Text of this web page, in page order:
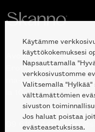
Avoinna kuluttajille ja
Erottajankatu 2,
ma-pe 10 — 18
la 10-17
09 612 9440|
Käytämme
käyttökokemuksesi
Napsauttamalla
verkkosivustomme
Valitsemalla
välttämättömien
sivuston
Jos haluat poistaa
evästeasetuksissa.